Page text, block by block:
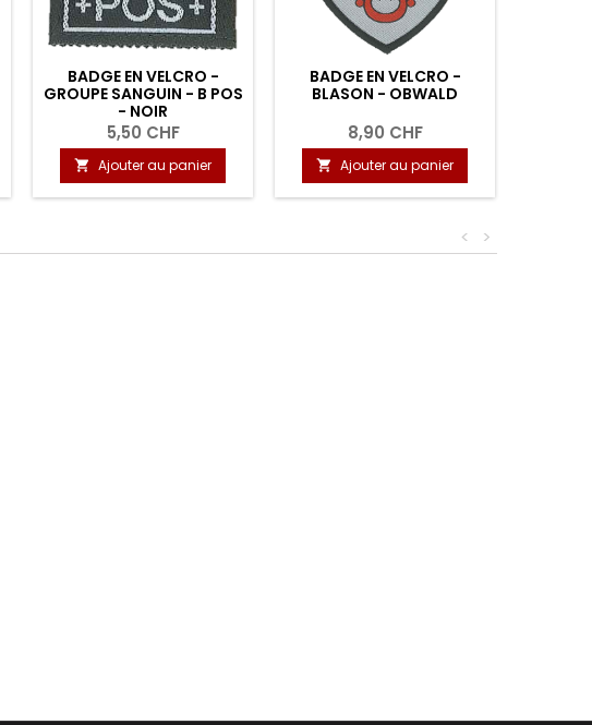
BADGE EN VELCRO -
GROUPE SANGUIN - B POS
- NOIR
5,50 CHF
 Ajouter au panier
BADGE EN VELCRO -
BLASON - OBWALD
8,90 CHF
 Ajouter au panier
>
<